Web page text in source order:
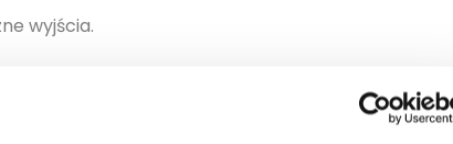
wyjścia.